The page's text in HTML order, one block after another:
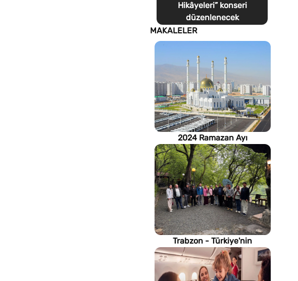
Hikâyeleri” konseri
düzenlenecek
MAKALELER
2024 Ramazan Ayı
imsakiyesi (Türkmenistan)
Trabzon - Türkiye'nin
Karadeniz kıyısındaki gururu